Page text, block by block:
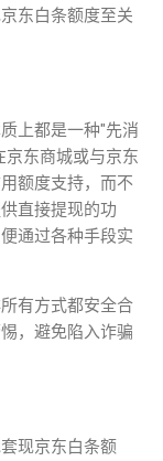
东白条额度至关
上都是一种"先消
京东商城或与京东
额度支持，而不
直接提现的功
通过各种手段实
有方式都安全合
，避免陷入诈骗
现京东白条额